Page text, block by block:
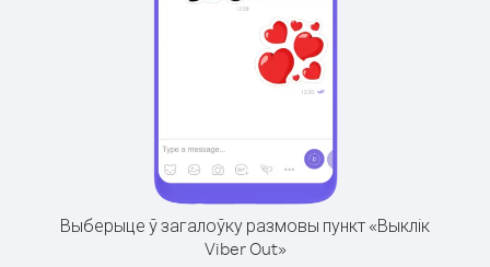
Выберыце ў загалоўку размовы пункт «Выклік
Viber Out»